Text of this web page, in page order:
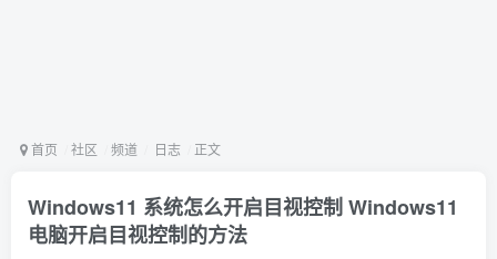
首页 社区 频道 日志 正文
Windows11 系统怎么开启目视控制 Windows11
电脑开启目视控制的方法